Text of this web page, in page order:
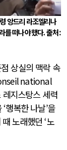
앙드리 라조엘리나
떠나야 했다. 출처 :
상실의 맥락 속
national
지스탕스 세력
‘행복한 나날’을
노래했던 ‘노